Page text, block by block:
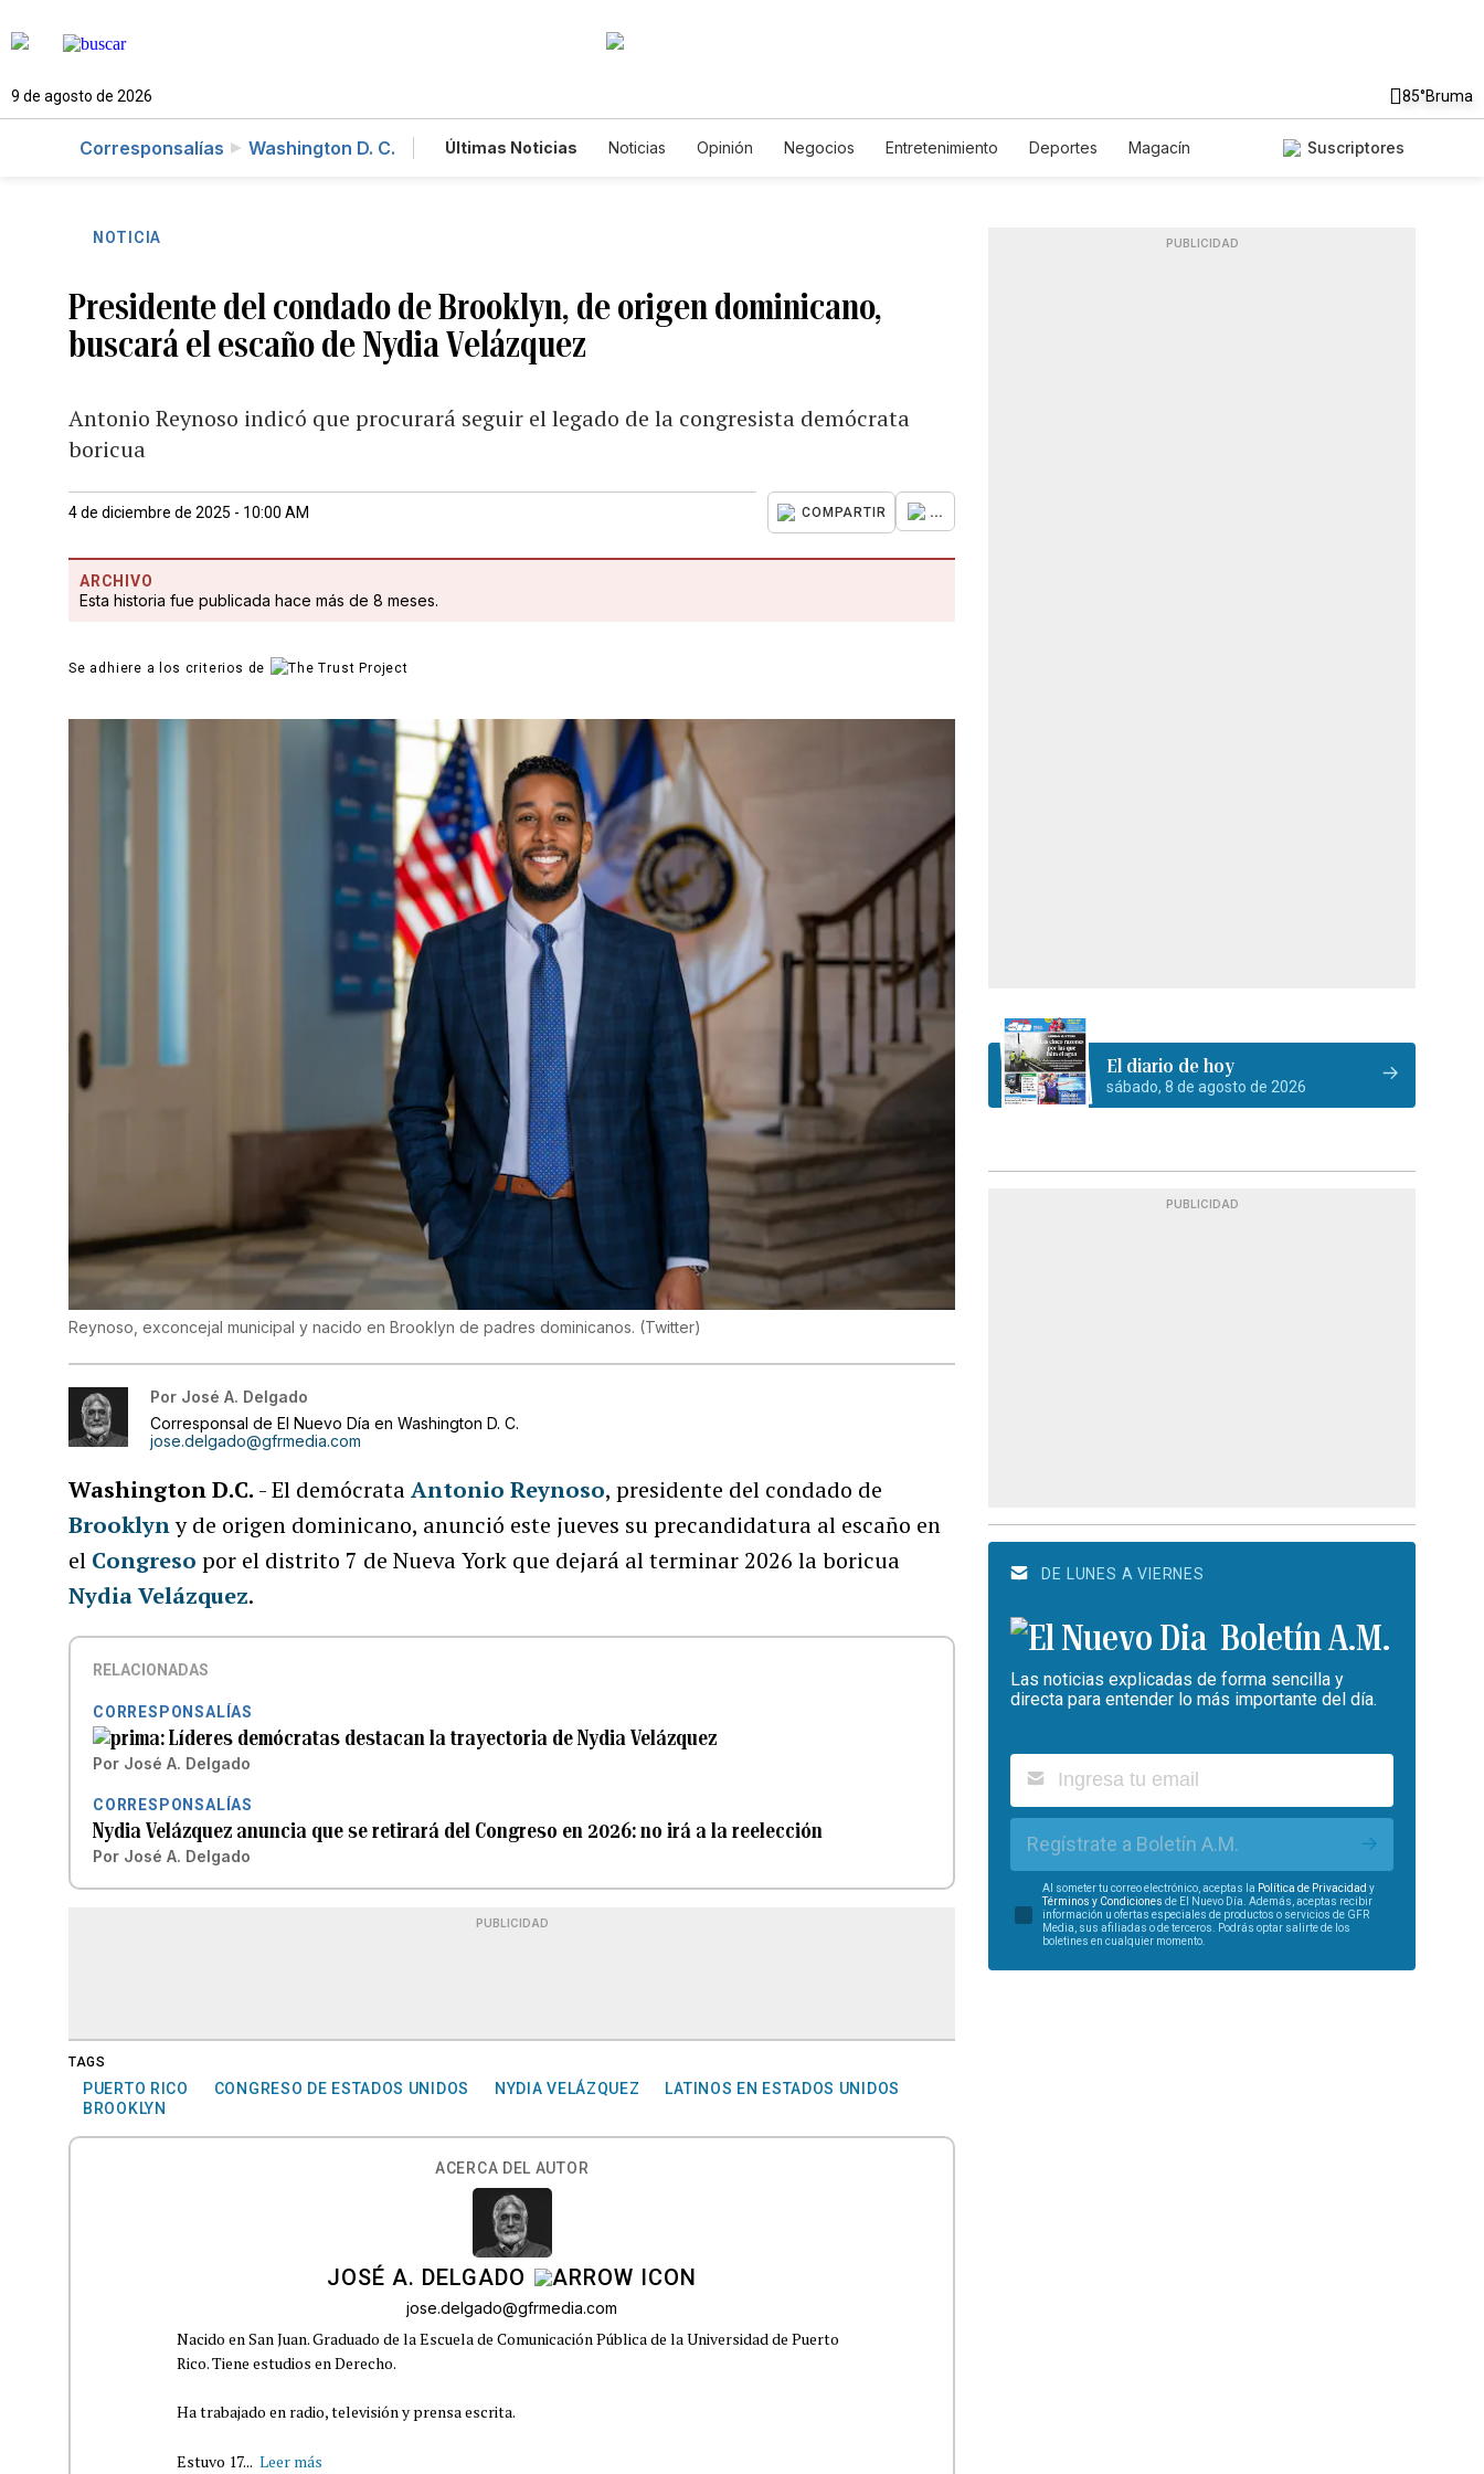
9 de agosto de 2026 85°Bruma
Corresponsalías Washington D. C. Últimas Noticias Noticias Opinión Negocios Entretenimiento Deportes
Magacín
Suscriptores
NOTICIA
Presidente del condado de Brooklyn, de origen dominicano,
buscará el escaño de Nydia Velázquez
Antonio Reynoso indicó que procurará seguir el legado de la congresista demócrata
boricua
4 de diciembre de 2025 - 10:00 AM COMPARTIR ...
ARCHIVO
Esta historia fue publicada hace más de 8 meses.
Se adhiere a los criterios de
Reynoso, exconcejal municipal y nacido en Brooklyn de padres dominicanos. (Twitter)
Por José A. Delgado
Corresponsal de El Nuevo Día en Washington D. C.
jose.delgado@gfrmedia.com
Washington D.C. - El demócrataAntonio Reynoso, presidente del condado de
Brooklyny de origen dominicano, anunció este jueves su precandidatura al escaño en
el Congreso por el distrito 7 de Nueva York que dejará al terminar 2026 la boricua
Nydia Velázquez.
RELACIONADAS
CORRESPONSALÍAS
Líderes demócratas destacan la trayectoria de Nydia Velázquez
Por José A. Delgado
CORRESPONSALÍAS
Nydia Velázquez anuncia que se retirará del Congreso en 2026: no irá a la reelección
Por José A. Delgado
PUBLICIDAD
TAGS
PUERTO RICO CONGRESO DE ESTADOS UNIDOS NYDIA VELÁZQUEZ
LATINOS EN ESTADOS UNIDOS
BROOKLYN
ACERCA DEL AUTOR
JOSÉ A. DELGADO
jose.delgado@gfrmedia.com
Nacido en San Juan. Graduado de la Escuela de Comunicación Pública de la Universidad de Puerto
Rico. Tiene estudios en Derecho.
Ha trabajado en radio, televisión y prensa escrita.
Estuvo 17... Leer más
PUBLICIDAD
El diario de hoy
sábado, 8 de agosto de 2026
PUBLICIDAD
DE LUNES A VIERNES
Boletín A.M.
Las noticias explicadas de forma sencilla y
directa para entender lo más importante del día.
Regístrate a Boletín A.M.
Al someter tu correo electrónico, aceptas la Política de Privacidad y
Términos y Condiciones de El Nuevo Día. Además, aceptas recibir
información u ofertas especiales de productos o servicios de GFR
Media, sus afiliadas o de terceros. Podrás optar salirte de los
boletines en cualquier momento.